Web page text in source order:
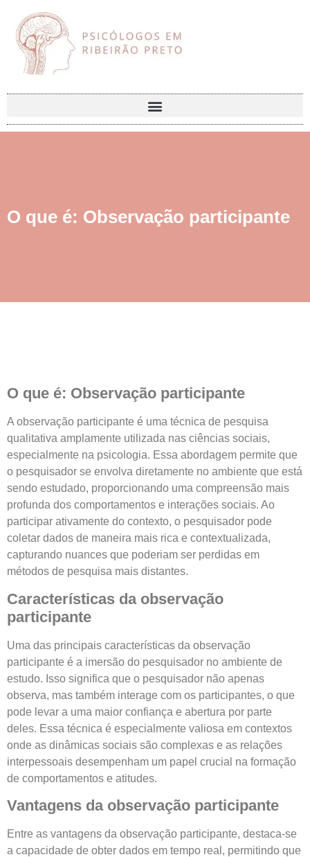
O que é: Observação participante
O que é: Observação participante
A observação participante é uma técnica de pesquisa
qualitativa amplamente utilizada nas ciências sociais,
especialmente na psicologia. Essa abordagem permite que
o pesquisador se envolva diretamente no ambiente que está
sendo estudado, proporcionando uma compreensão mais
profunda dos comportamentos e interações sociais. Ao
participar ativamente do contexto, o pesquisador pode
coletar dados de maneira mais rica e contextualizada,
capturando nuances que poderiam ser perdidas em
métodos de pesquisa mais distantes.
Características da observação
participante
Uma das principais características da observação
participante é a imersão do pesquisador no ambiente de
estudo. Isso significa que o pesquisador não apenas
observa, mas também interage com os participantes, o que
pode levar a uma maior confiança e abertura por parte
deles. Essa técnica é especialmente valiosa em contextos
onde as dinâmicas sociais são complexas e as relações
interpessoais desempenham um papel crucial na formação
de comportamentos e atitudes.
Vantagens da observação participante
Entre as vantagens da observação participante, destaca-se
a capacidade de obter dados em tempo real, permitindo que